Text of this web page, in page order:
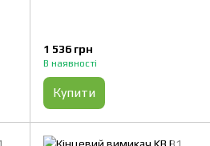
1 536 грн
В наявності
Купити